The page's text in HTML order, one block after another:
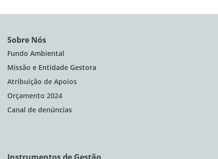
Sobre Nós
Fundo Ambiental
Missão e Entidade Gestora
Atribuição de Apoios
Orçamento 2024
Canal de denúncias